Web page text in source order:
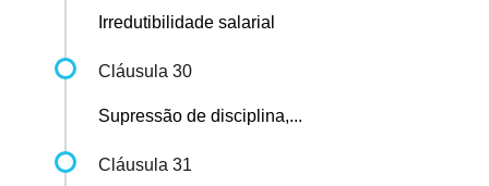
Irredutibilidade salarial
Cláusula 30
Supressão de disciplina,...
Cláusula 31